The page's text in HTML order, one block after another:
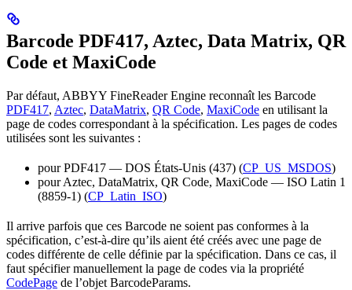
Barcode PDF417, Aztec, Data Matrix, QR
Code et MaxiCode
Par défaut, ABBYY FineReader Engine reconnaît les Barcode
PDF417, Aztec, DataMatrix, QR Code, MaxiCode en utilisant la
page de codes correspondant à la spécification. Les pages de codes
utilisées sont les suivantes :
pour PDF417 — DOS États-Unis (437) (CP_US_MSDOS)
pour Aztec, DataMatrix, QR Code, MaxiCode — ISO Latin 1
(8859-1) (CP_Latin_ISO)
Il arrive parfois que ces Barcode ne soient pas conformes à la
spécification, c’est-à-dire qu’ils aient été créés avec une page de
codes différente de celle définie par la spécification. Dans ce cas, il
faut spécifier manuellement la page de codes via la propriété
CodePage de l’objet BarcodeParams.